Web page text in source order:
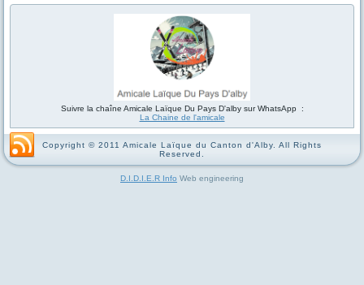
Suivre la chaîne Amicale Laïque Du Pays D'alby sur WhatsApp :
La Chaine de l'amicale
Copyright © 2011 Amicale Laïque du Canton d'Alby. All Rights
Reserved.
D.I.D.I.E.R Info Web engineering